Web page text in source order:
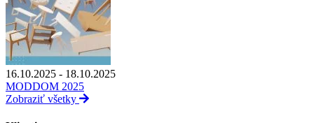
16.10.2025 - 18.10.2025
MODDOM 2025
Zobraziť všetky